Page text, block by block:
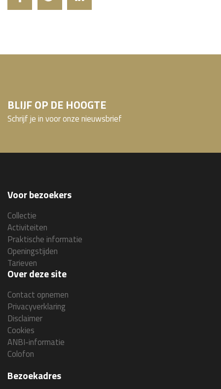
BLIJF OP DE HOOGTE
Schrijf je in voor onze nieuwsbrief
Voor bezoekers
Collectie
Activiteiten
Praktische informatie
Openingstijden
Tarieven
Over deze site
Contact opnemen
Privacyverklaring
Disclaimer
Cookies
ANBI-informatie
Colofon
Bezoekadres